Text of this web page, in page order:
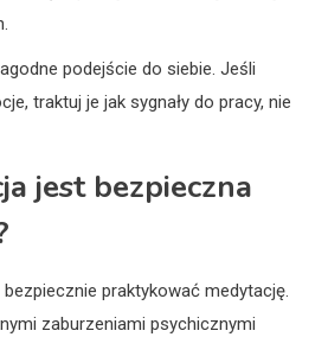
podejście do siebie. Jeśli
traktuj je jak sygnały do pracy, nie
jest bezpieczna
praktykować medytację.
zaburzeniami psychicznymi